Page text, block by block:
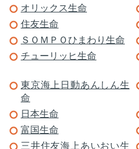
オリックス生命
住友生命
ＳＯＭＰＯひまわり生命
チューリッヒ生命
東京海上日動あんしん生
命
日本生命
富国生命
三井住友海上あいおい生